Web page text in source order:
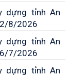
dựng tỉnh An
8/2026
dựng tỉnh An
7/2026
dựng tỉnh An